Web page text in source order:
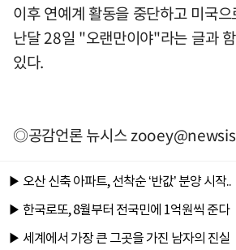
이후 연예계 활동을 중단하고 미국
난달 28일 "오랜만이야"라는 글과
있다.
◎공감언론 뉴시스